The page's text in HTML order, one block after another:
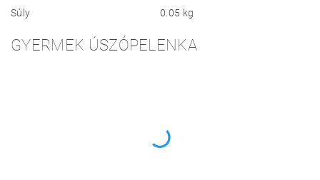
Súly 0.05 kg
GYERMEK ÚSZÓPELENKA